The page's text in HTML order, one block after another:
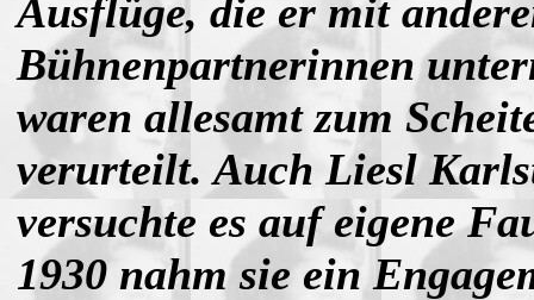
Ausflüge, die er mit
Bühnenpartnerinnen
waren allesamt zum
verurteilt. Auch Liesl
versuchte es auf eigene
1930 nahm sie ein